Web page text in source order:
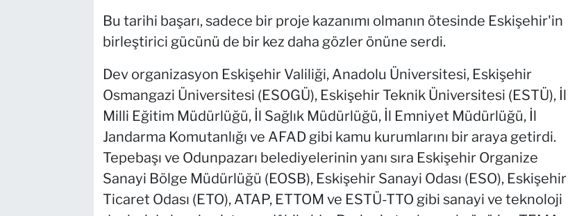
Bu tarihi başarı, sadece bir proje kazanımı olmanın ötesinde Eskişehir'in
birleştirici gücünü de bir kez daha gözler önüne serdi.
Dev organizasyon Eskişehir Valiliği, Anadolu Üniversitesi, Eskişehir
Osmangazi Üniversitesi (ESOGÜ), Eskişehir Teknik Üniversitesi (ESTÜ), İl
Milli Eğitim Müdürlüğü, İl Sağlık Müdürlüğü, İl Emniyet Müdürlüğü, İl
Jandarma Komutanlığı ve AFAD gibi kamu kurumlarını bir araya getirdi.
Tepebaşı ve Odunpazarı belediyelerinin yanı sıra Eskişehir Organize
Sanayi Bölge Müdürlüğü (EOSB), Eskişehir Sanayi Odası (ESO), Eskişehir
Ticaret Odası (ETO), ATAP, ETTOM ve ESTÜ-TTO gibi sanayi ve teknoloji